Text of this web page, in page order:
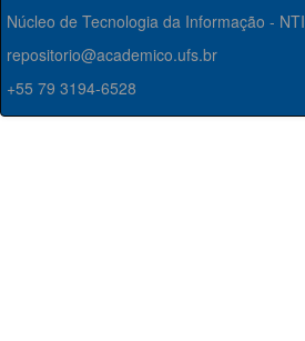
Núcleo de Tecnologia da Informação - NTI
repositorio@academico.ufs.br
+55 79 3194-6528